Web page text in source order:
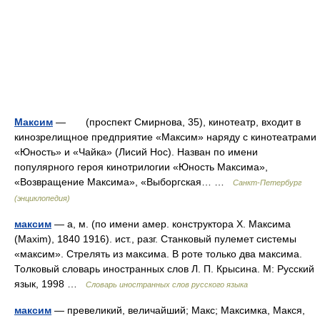
Максим — (проспект Смирнова, 35), кинотеатр, входит в
кинозрелищное предприятие «Максим» наряду с кинотеатрами
«Юность» и «Чайка» (Лисий Нос). Назван по имени
популярного героя кинотрилогии «Юность Максима»,
«Возвращение Максима», «Выборгская… …
Санкт-Петербург
(энциклопедия)
максим — а, м. (по имени амер. конструктора X. Максима
(Maxim), 1840 1916). ист., разг. Станковый пулемет системы
«максим». Стрелять из максима. В роте только два максима.
Толковый словарь иностранных слов Л. П. Крысина. М: Русский
язык, 1998 …
Словарь иностранных слов русского языка
максим — превеликий, величайший; Макс; Максимка, Макся,